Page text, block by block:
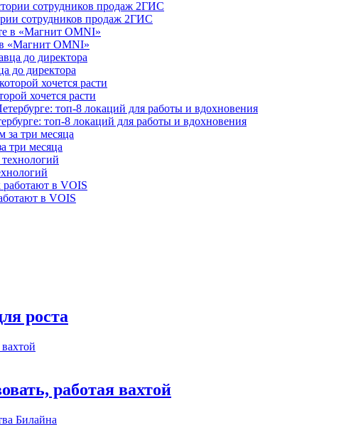
сотрудников продаж 2ГИС
в «Магнит OMNI»
до директора
хочется расти
топ-8 локаций для работы и вдохновения
три месяца
в VOIS
роста
работая вахтой